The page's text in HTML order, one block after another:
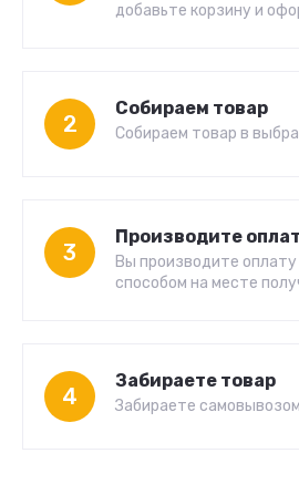
добавьте корзину и
2
Собираем товар
Собираем товар в
3
Производите
Вы производите
способом на месте
4
Забираете товар
Забираете